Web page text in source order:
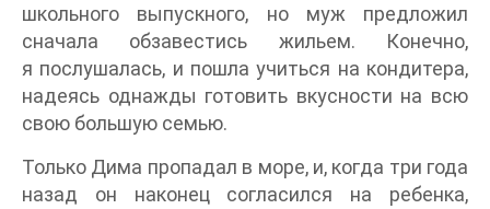
школьного выпускного, но муж предложил
сначала обзавестись жильем. Конечно,
я послушалась, и пошла учиться на кондитера,
надеясь однажды готовить вкусности на всю
свою большую семью.
Только Дима пропадал в море, и, когда три года
назад он наконец согласился на ребенка,